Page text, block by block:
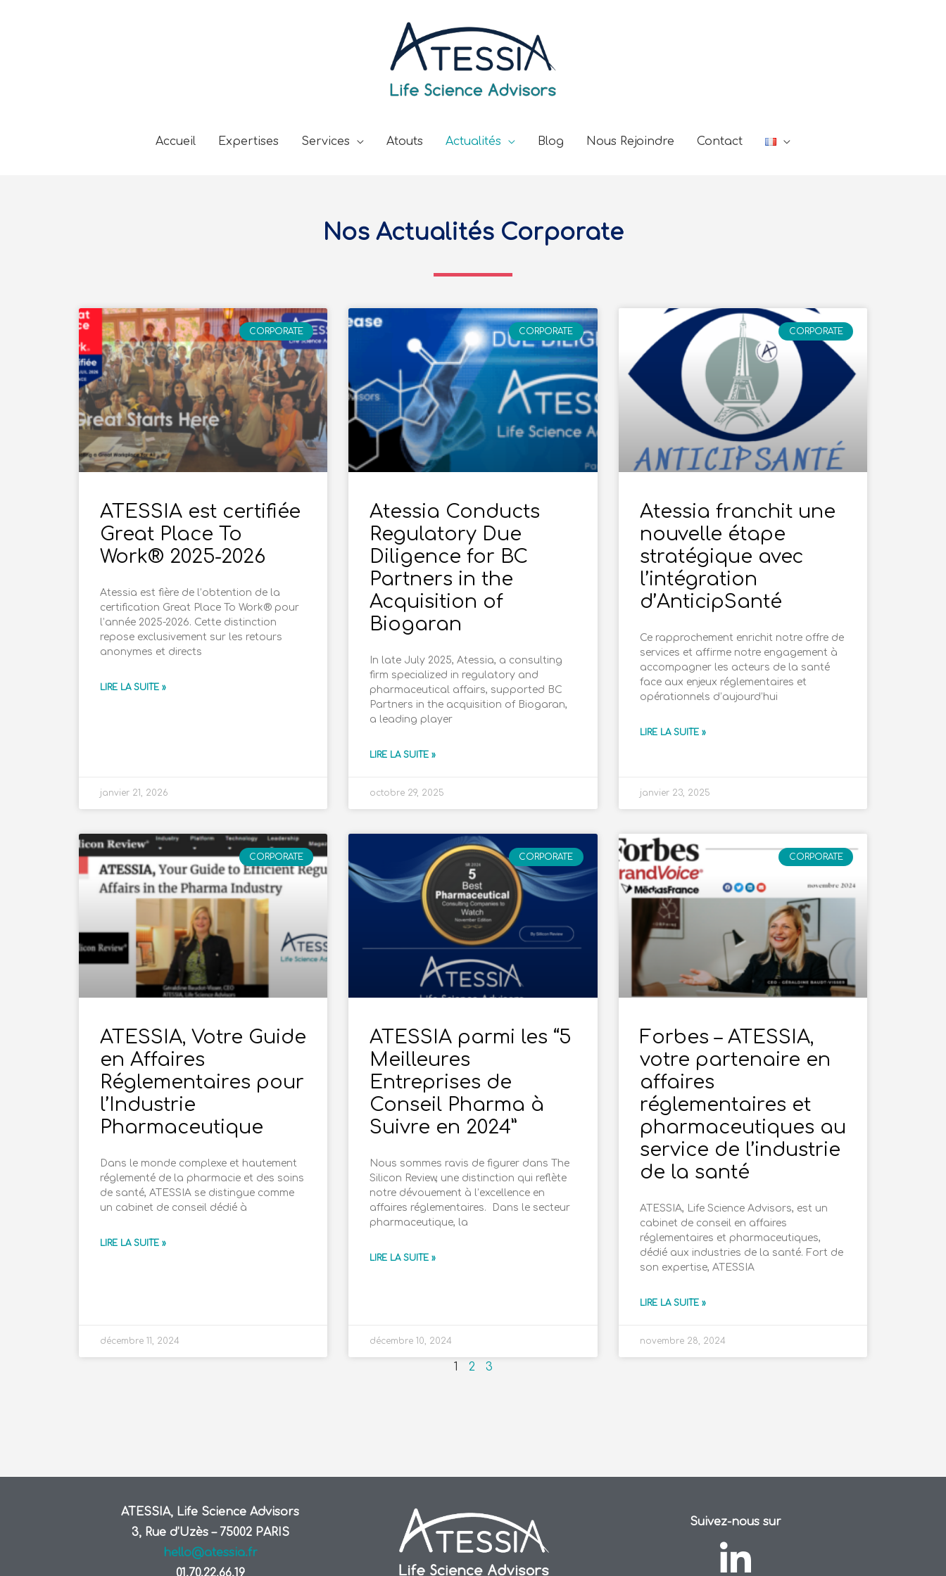
Accueil Expertises Services Atouts Actualités Blog Nous Rejoindre Contact
Nos Actualités Corporate
CORPORATE
ATESSIA est certifiée
Great Place To
Work® 2025-2026
Atessia est fière de l’obtention de la
certification Great Place To Work® pour
l’année 2025-2026. Cette distinction
repose exclusivement sur les retours
anonymes et directs
LIRE LA SUITE »
janvier 21, 2026
CORPORATE
Atessia Conducts
Regulatory Due
Diligence for BC
Partners in the
Acquisition of
Biogaran
In late July 2025, Atessia, a consulting
firm specialized in regulatory and
pharmaceutical affairs, supported BC
Partners in the acquisition of Biogaran,
a leading player
LIRE LA SUITE »
octobre 29, 2025
CORPORATE
Atessia franchit une
nouvelle étape
stratégique avec
l’intégration
d’AnticipSanté
Ce rapprochement enrichit notre offre de
services et affirme notre engagement à
accompagner les acteurs de la santé
face aux enjeux réglementaires et
opérationnels d’aujourd’hui
LIRE LA SUITE »
janvier 23, 2025
CORPORATE
ATESSIA, Votre Guide
en Affaires
Réglementaires pour
l’Industrie
Pharmaceutique
Dans le monde complexe et hautement
réglementé de la pharmacie et des soins
de santé, ATESSIA se distingue comme
un cabinet de conseil dédié à
LIRE LA SUITE »
décembre 11, 2024
CORPORATE
ATESSIA parmi les “5
Meilleures
Entreprises de
Conseil Pharma à
Suivre en 2024”
Nous sommes ravis de figurer dans The
Silicon Review, une distinction qui reflète
notre dévouement à l’excellence en
affaires réglementaires. Dans le secteur
pharmaceutique, la
LIRE LA SUITE »
décembre 10, 2024
CORPORATE
Forbes – ATESSIA,
votre partenaire en
affaires
réglementaires et
pharmaceutiques au
service de l’industrie
de la santé
ATESSIA, Life Science Advisors, est un
cabinet de conseil en affaires
réglementaires et pharmaceutiques,
dédié aux industries de la santé. Fort de
son expertise, ATESSIA
LIRE LA SUITE »
novembre 28, 2024
1 2 3
ATESSIA, Life Science Advisors
3, Rue d’Uzès – 75002 PARIS
hello@atessia.fr
01.70.22.66.19
Suivez-nous sur